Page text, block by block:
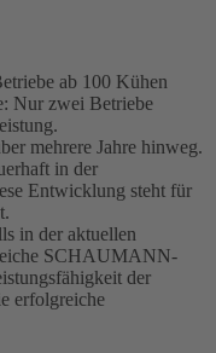
ab 100 Kühen
Nur zwei Betriebe
mehrere Jahre hinweg.
in der
Entwicklung steht für
in der aktuellen
SCHAUMANN-
der
erfolgreiche